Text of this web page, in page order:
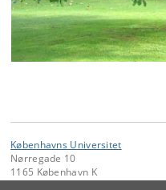
Københavns Universitet
Nørregade 10
1165 København K